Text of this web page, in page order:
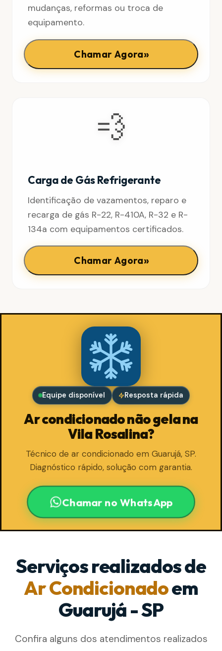
mudanças, reformas ou troca de
equipamento.
Chamar Agora»
💨
Carga de Gás Refrigerante
Identificação de vazamentos, reparo e
recarga de gás R-22, R-410A, R-32 e R-
134a com equipamentos certificados.
Chamar Agora»
Equipe disponível Resposta rápida
Ar condicionado não gela na
Vila Rosalina?
Técnico de ar condicionado em Guarujá, SP.
Diagnóstico rápido, solução com garantia.
Chamar no WhatsApp
Serviços realizados de
Ar Condicionadoem
Guarujá - SP
Confira alguns dos atendimentos realizados